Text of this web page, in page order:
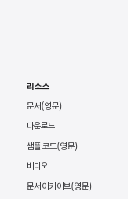
리소스
문서
다운로드
샘플 코드
비디오
문서 아카이브